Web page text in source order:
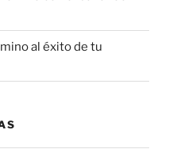
al éxito de tu